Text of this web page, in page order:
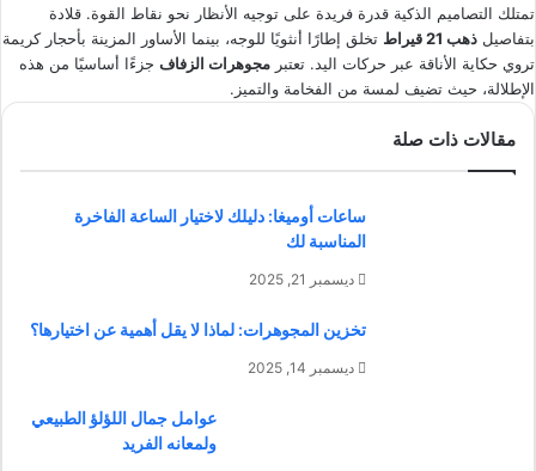
تمتلك التصاميم الذكية قدرة فريدة على توجيه الأنظار نحو نقاط القوة. قلادة
بتفاصيل ذهب 21 قيراط
تخلق إطارًا أنثويًا للوجه، بينما الأساور المزينة بأحجار كريمة
تروي حكاية الأناقة عبر حركات اليد. تعتبر مجوهرات الزفاف جزءًا أساسيًا من هذه
الإطلالة، حيث تضيف لمسة من الفخامة والتميز.
مقالات ذات صلة
ساعات أوميغا: دليلك لاختيار الساعة الفاخرة
المناسبة لك
ديسمبر 21, 2025
تخزين المجوهرات: لماذا لا يقل أهمية عن اختيارها؟
ديسمبر 14, 2025
عوامل جمال اللؤلؤ الطبيعي
ولمعانه الفريد